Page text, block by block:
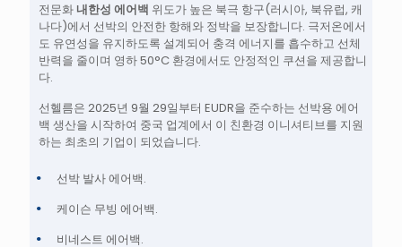
전문화 내한성 에어백 위도가 높은 북극 항구(러시아, 북유럽, 캐
나다)에서 선박의 안전한 항해와 정박을 보장합니다. 극저온에서
도 유연성을 유지하도록 설계되어 충격 에너지를 흡수하고 선체
반력을 줄이며 영하 50°C 환경에서도 안정적인 쿠션을 제공합니
다.
선헬름은 2025년 9월 29일부터 EUDR을 준수하는 선박용 에어
백 생산을 시작하여 중국 업계에서 이 친환경 이니셔티브를 지원
하는 최초의 기업이 되었습니다.
선박 발사 에어백.
케이슨 무빙 에어백.
비네스트 에어백.